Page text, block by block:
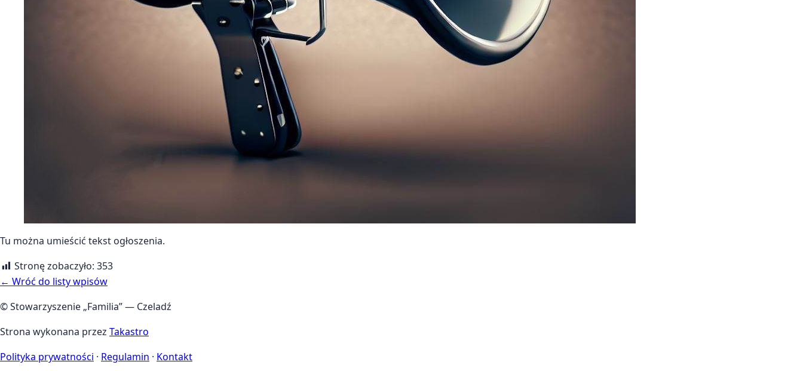
Tu można umieścić tekst ogłoszenia.
Stronę zobaczyło: 353
← Wróć do listy wpisów
© Stowarzyszenie „Familia” — Czeladź
Strona wykonana przez Takastro
Polityka prywatności · Regulamin · Kontakt